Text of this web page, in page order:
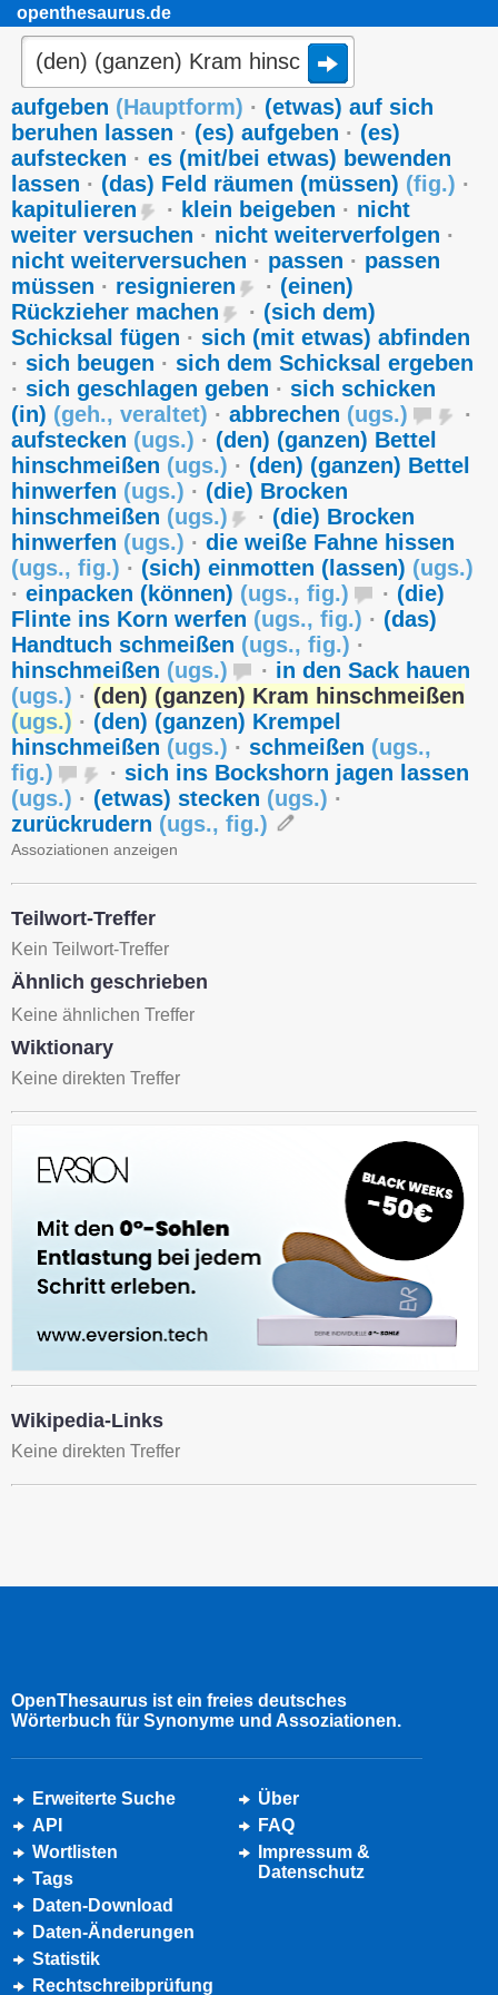
openthesaurus.de
aufgeben (Hauptform) · (etwas) auf sich
beruhen lassen · (es) aufgeben · (es)
aufstecken · es (mit/bei etwas) bewenden
lassen · (das) Feld räumen (müssen) (fig.) ·
kapitulieren
· klein beigeben · nicht
weiter versuchen · nicht weiterverfolgen ·
nicht weiterversuchen · passen · passen
müssen · resignieren · (einen)
Rückzieher machen
· (sich dem)
Schicksal fügen · sich (mit etwas) abfinden
· sich beugen · sich dem Schicksal ergeben
· sich geschlagen geben · sich schicken
(in) (geh., veraltet) · abbrechen (ugs.)
·
aufstecken (ugs.) · (den) (ganzen) Bettel
hinschmeißen (ugs.) · (den) (ganzen) Bettel
hinwerfen (ugs.) · (die) Brocken
hinschmeißen (ugs.) · (die) Brocken
hinwerfen (ugs.) · die weiße Fahne hissen
(ugs., fig.) · (sich) einmotten (lassen) (ugs.)
· einpacken (können) (ugs., fig.) · (die)
Flinte ins Korn werfen (ugs., fig.) · (das)
Handtuch schmeißen (ugs., fig.) ·
hinschmeißen (ugs.) · in den Sack hauen
(ugs.) · (den) (ganzen) Kram hinschmeißen
(ugs.) · (den) (ganzen) Krempel
hinschmeißen (ugs.) · schmeißen (ugs.,
fig.) · sich ins Bockshorn jagen lassen
(ugs.) · (etwas) stecken (ugs.) ·
zurückrudern (ugs., fig.)
Assoziationen anzeigen
Teilwort-Treffer
Kein Teilwort-Treffer
Ähnlich geschrieben
Keine ähnlichen Treffer
Wiktionary
Keine direkten Treffer
Wikipedia-Links
Keine direkten Treffer
OpenThesaurus ist ein freies deutsches
Wörterbuch für Synonyme und Assoziationen.
Erweiterte Suche
API
Wortlisten
Tags
Daten-Download
Daten-Änderungen
Statistik
Rechtschreibprüfung
Über
FAQ
Impressum &
Datenschutz